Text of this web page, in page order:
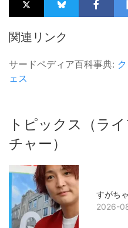
関連リンク
サードペディア百科事典:
ェス
トピックス（ラ
チャー）
すがち
2026-